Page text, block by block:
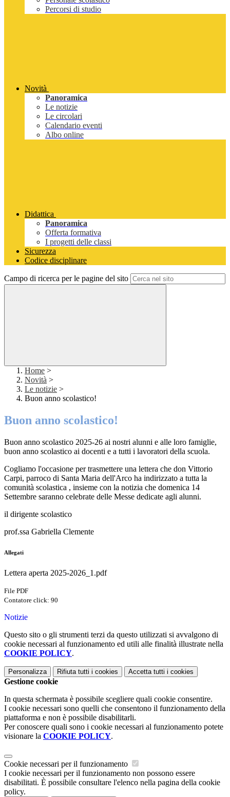
Percorsi di studio
Novità
Panoramica
Le notizie
Le circolari
Calendario eventi
Albo online
Didattica
Panoramica
Offerta formativa
I progetti delle classi
Sicurezza
Codice disciplinare
Campo di ricerca per le pagine del sito
Home >
Novità >
Le notizie >
Buon anno scolastico!
Buon anno scolastico!
Buon anno scolastico 2025-26 ai nostri alunni e alle loro famiglie,
buon anno scolastico ai docenti e a tutti i lavoratori della scuola.
Cogliamo l'occasione per trasmettere una lettera che don Vittorio
Carpi, parroco di Santa Maria dell'Arco ha indirizzato a tutta la
comunità scolastica , insieme con la notizia che domenica 14
Settembre saranno celebrate delle Messe dedicate agli alunni.
il dirigente scolastico
prof.ssa Gabriella Clemente
Allegati
Lettera aperta 2025-2026_1.pdf
File PDF
Contatore click: 90
Notizie
Questo sito o gli strumenti terzi da questo utilizzati si avvalgono di
cookie necessari al funzionamento ed utili alle finalità illustrate nella
COOKIE POLICY.
Personalizza Rifiuta tutti i cookies Accetta tutti i cookies
Gestione cookie
In questa schermata è possibile scegliere quali cookie consentire.
I cookie necessari sono quelli che consentono il funzionamento della
piattaforma e non è possibile disabilitarli.
Per conoscere quali sono i cookie necessari al funzionamento potete
visionare la COOKIE POLICY.
Cookie necessari per il funzionamento
I cookie necessari per il funzionamento non possono essere
disabilitati. È possibile consultare l'elenco nella pagina della cookie
policy.